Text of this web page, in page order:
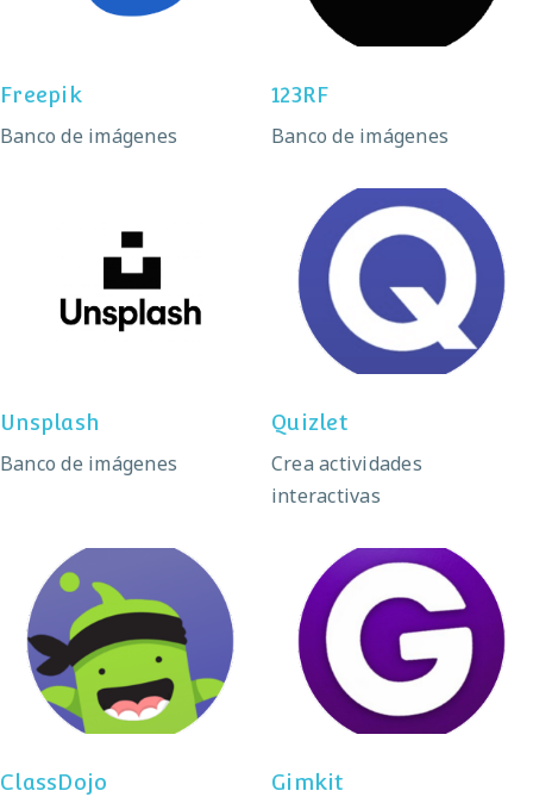
Freepik
Banco de imágenes
123RF
Banco de imágenes
Unsplash
Unsplash
Banco de imágenes
Quizlet
Quizlet
Crea actividades
interactivas
ClassDojo
ClassDojo
Gimkit
Gimkit